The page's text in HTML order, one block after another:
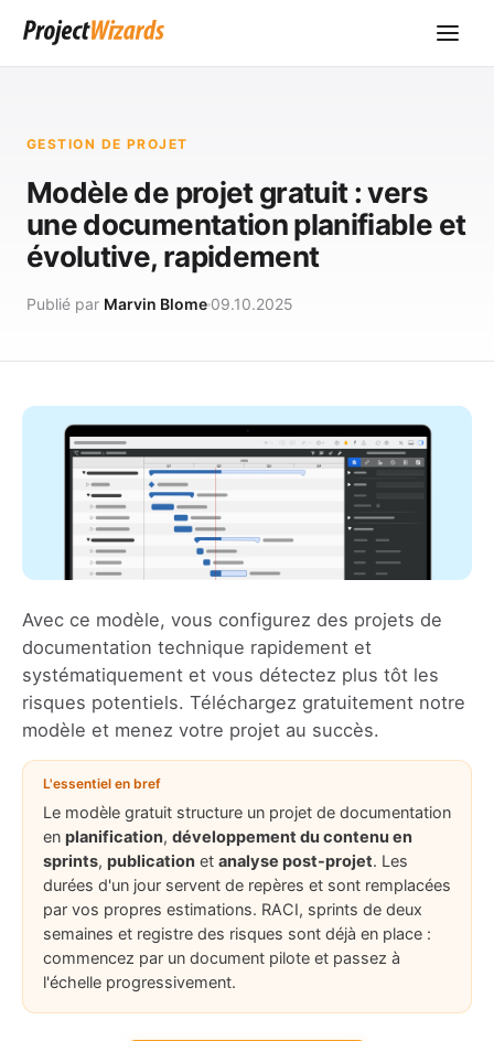
GESTION DE PROJET
Modèle de projet gratuit : vers
une documentation planifiable et
évolutive, rapidement
Publié par Marvin Blome 09.10.2025
Avec ce modèle, vous configurez des projets de
documentation technique rapidement et
systématiquement et vous détectez plus tôt les
risques potentiels. Téléchargez gratuitement notre
modèle et menez votre projet au succès.
L'essentiel en bref
Le modèle gratuit structure un projet de documentation
en planification, développement du contenu en
sprints, publication et analyse post-projet. Les
durées d'un jour servent de repères et sont remplacées
par vos propres estimations. RACI, sprints de deux
semaines et registre des risques sont déjà en place :
commencez par un document pilote et passez à
l'échelle progressivement.